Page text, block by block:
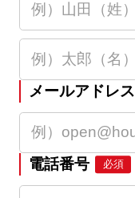
メールアドレス
電話番号 必須